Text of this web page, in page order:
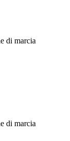
di marcia
di marcia